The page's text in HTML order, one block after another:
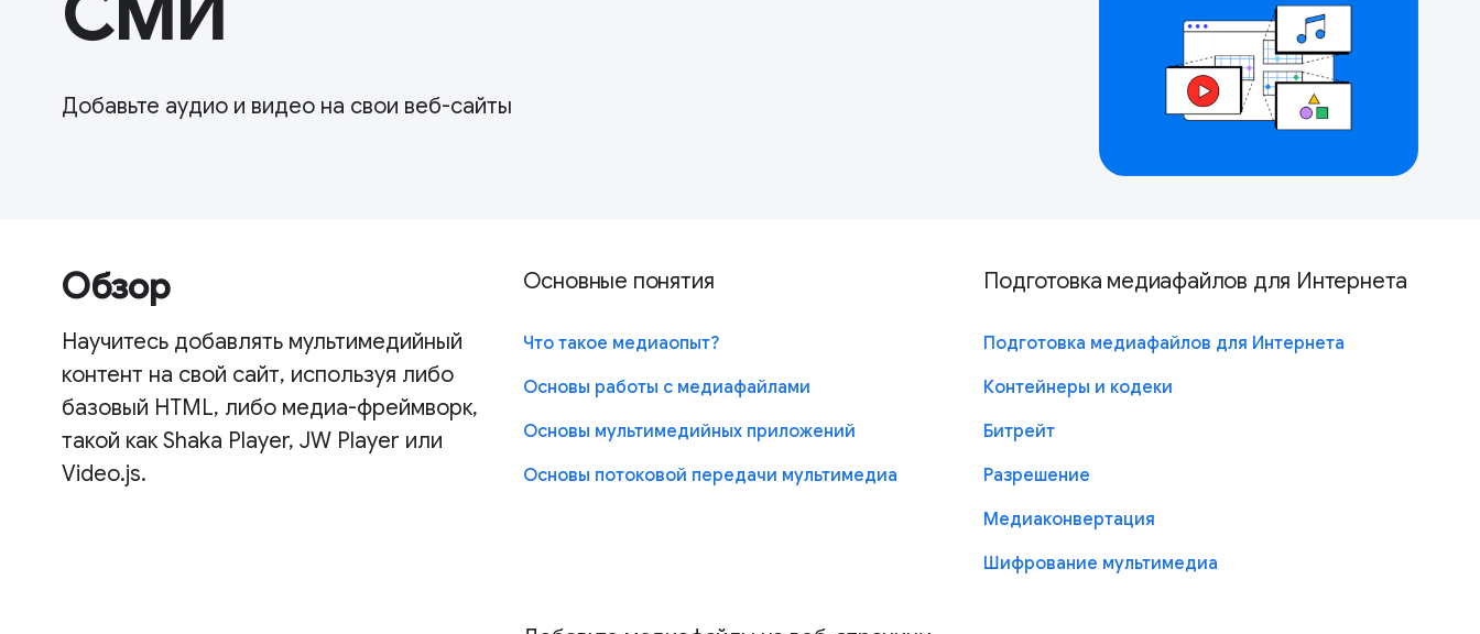
Добавьте аудио и видео на свои веб-сайты
Обзор
Научитесь добавлять мультимедийный
контент на свой сайт, используя либо
базовый HTML, либо медиа-фреймворк,
такой как Shaka Player, JW Player или
Video.js.
Основные понятия
Что такое медиаопыт?
Основы работы с медиафайлами
Основы мультимедийных приложений
Основы потоковой передачи мультимедиа
Подготовка медиафайлов для Интернета
Подготовка медиафайлов для Интернета
Контейнеры и кодеки
Битрейт
Разрешение
Медиаконвертация
Шифрование мультимедиа